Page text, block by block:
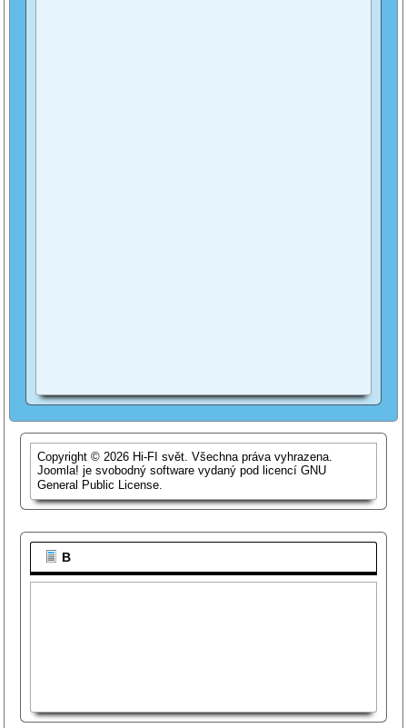
Copyright © 2026 Hi-FI svět. Všechna práva vyhrazena.
Joomla! je svobodný software vydaný pod licencíGNU
General Public License.
B